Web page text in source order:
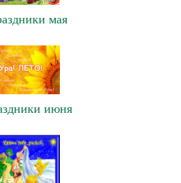
мая
июня